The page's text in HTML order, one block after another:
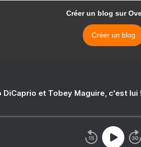
Créer un blog sur
Créer un blog
DiCaprio et Tobey Maguire, c'est